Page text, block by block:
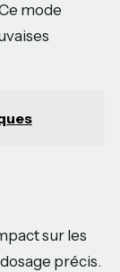
mode
sur les
précis.